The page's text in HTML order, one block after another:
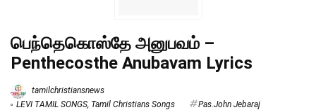
பெந்தெகொஸ்தே அனுபவம் –
Penthecosthe Anubavam Lyrics
tamilchristiansnews
LEVI TAMIL SONGS, Tamil Christians Songs Pas.John Jebaraj